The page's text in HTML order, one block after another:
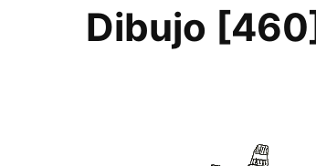
Dibujo [460]